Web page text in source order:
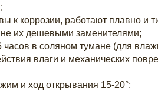
к коррозии, работают плавно и
их дешевыми заменителями;
часов в соляном тумане (для
влаги и механических
и ход открывания 15-20°;